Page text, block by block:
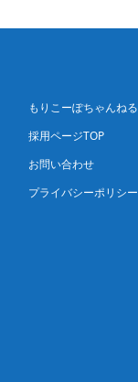
もりこーぽちゃんねる
採用ページTOP
お問い合わせ
プライバシーポリシー